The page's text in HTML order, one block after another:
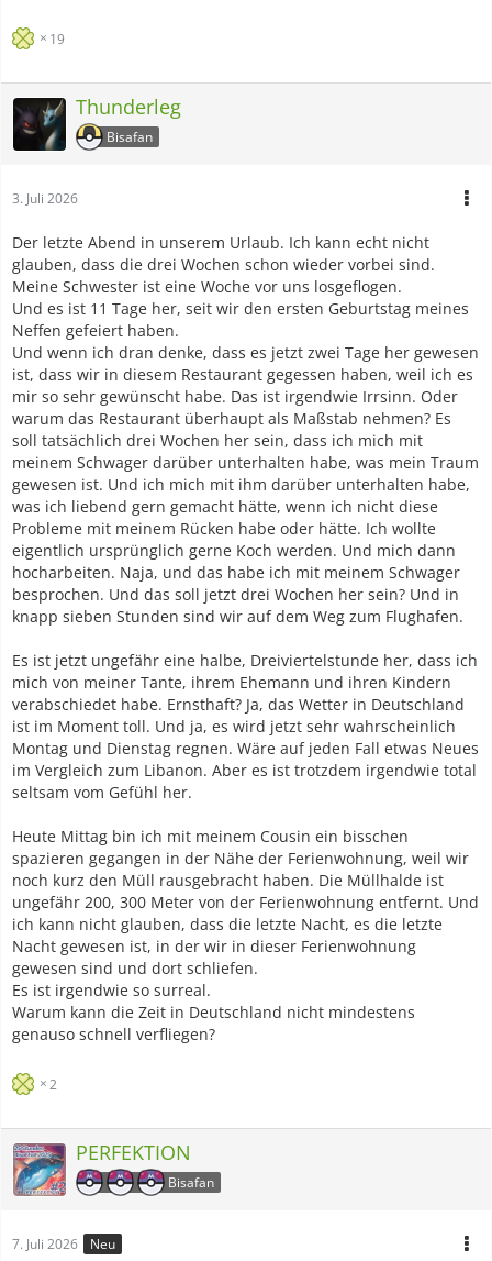
19
Thunderleg
Bisafan
3. Juli 2026
Der letzte Abend in unserem Urlaub. Ich kann echt nicht
glauben, dass die drei Wochen schon wieder vorbei sind.
Meine Schwester ist eine Woche vor uns losgeflogen.
Und es ist 11 Tage her, seit wir den ersten Geburtstag meines
Neffen gefeiert haben.
Und wenn ich dran denke, dass es jetzt zwei Tage her gewesen
ist, dass wir in diesem Restaurant gegessen haben, weil ich es
mir so sehr gewünscht habe. Das ist irgendwie Irrsinn. Oder
warum das Restaurant überhaupt als Maßstab nehmen? Es
soll tatsächlich drei Wochen her sein, dass ich mich mit
meinem Schwager darüber unterhalten habe, was mein Traum
gewesen ist. Und ich mich mit ihm darüber unterhalten habe,
was ich liebend gern gemacht hätte, wenn ich nicht diese
Probleme mit meinem Rücken habe oder hätte. Ich wollte
eigentlich ursprünglich gerne Koch werden. Und mich dann
hocharbeiten. Naja, und das habe ich mit meinem Schwager
besprochen. Und das soll jetzt drei Wochen her sein? Und in
knapp sieben Stunden sind wir auf dem Weg zum Flughafen.
Es ist jetzt ungefähr eine halbe, Dreiviertelstunde her, dass ich
mich von meiner Tante, ihrem Ehemann und ihren Kindern
verabschiedet habe. Ernsthaft? Ja, das Wetter in Deutschland
ist im Moment toll. Und ja, es wird jetzt sehr wahrscheinlich
Montag und Dienstag regnen. Wäre auf jeden Fall etwas Neues
im Vergleich zum Libanon. Aber es ist trotzdem irgendwie total
seltsam vom Gefühl her.
Heute Mittag bin ich mit meinem Cousin ein bisschen
spazieren gegangen in der Nähe der Ferienwohnung, weil wir
noch kurz den Müll rausgebracht haben. Die Müllhalde ist
ungefähr 200, 300 Meter von der Ferienwohnung entfernt. Und
ich kann nicht glauben, dass die letzte Nacht, es die letzte
Nacht gewesen ist, in der wir in dieser Ferienwohnung
gewesen sind und dort schliefen.
Es ist irgendwie so surreal.
Warum kann die Zeit in Deutschland nicht mindestens
genauso schnell verfliegen?
2
PERFEKTION
Bisafan
7. Juli 2026 Neu